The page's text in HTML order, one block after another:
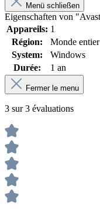
Menü schließen
Eigenschaften von
Appareils: 1
Région:
Monde entier
System:
Windows
Durée:
1 an
Fermer le menu
3 sur 3 évaluations